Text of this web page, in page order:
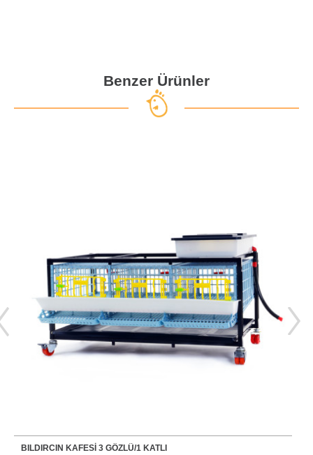
Benzer Ürünler